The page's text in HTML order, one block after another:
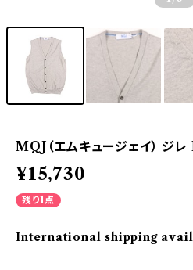
MQJ（エムキュージェイ）
¥15,730
残り1点
International shipping